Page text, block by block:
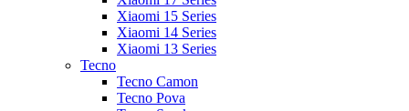
Xiaomi 15 Series
Xiaomi 14 Series
Xiaomi 13 Series
Tecno
Tecno Camon
Tecno Pova